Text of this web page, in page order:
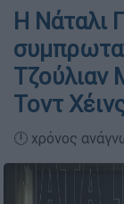
Η Νάταλι
Τζούλιαν
Τοντ
🕛 χρόνος